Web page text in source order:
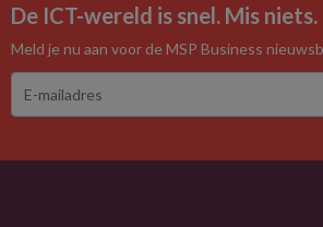
De ICT-wereld is snel. Mis niets.
Meld je nu aan voor de MSP Business